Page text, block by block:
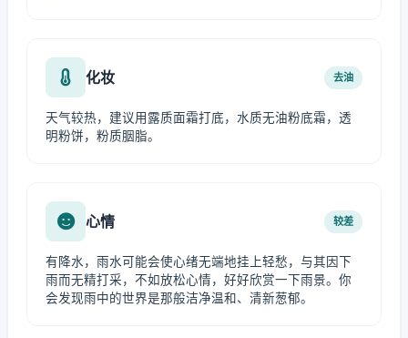
化妆 去油
天气较热，建议用露质面霜打底，水质无油粉底霜，透
明粉饼，粉质胭脂。
心情 较差
有降水，雨水可能会使心绪无端地挂上轻愁，与其因下
雨而无精打采，不如放松心情，好好欣赏一下雨景。你
会发现雨中的世界是那般洁净温和、清新葱郁。